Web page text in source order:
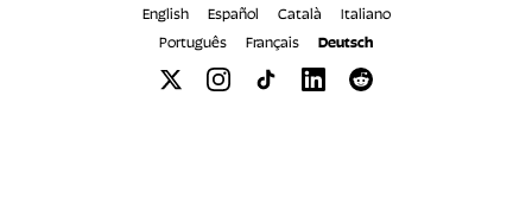
English
Español Català
Italiano
Português
Français Deutsch